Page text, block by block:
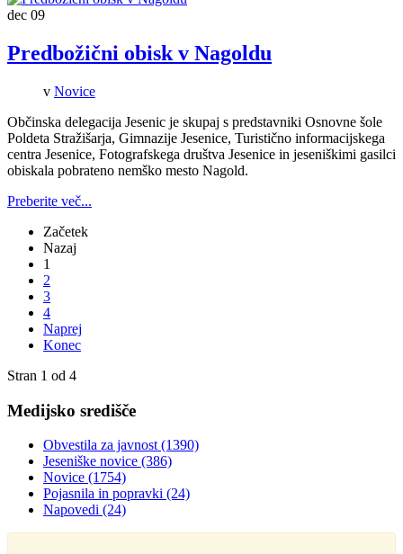
dec 09
Predbožični obisk v Nagoldu
v Novice
Občinska delegacija Jesenic je skupaj s predstavniki Osnovne šole
Poldeta Stražišarja, Gimnazije Jesenice, Turistično informacijskega
centra Jesenice, Fotografskega društva Jesenice in jeseniškimi gasilci
obiskala pobrateno nemško mesto Nagold.
Preberite več...
Začetek
Nazaj
1
2
3
4
Naprej
Konec
Stran 1 od 4
Medijsko središče
Obvestila za javnost (1390)
Jeseniške novice (386)
Novice (1754)
Pojasnila in popravki (24)
Napovedi (24)